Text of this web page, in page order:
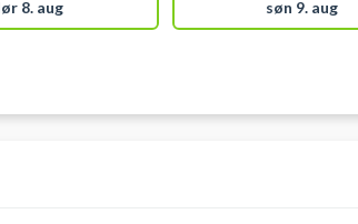
8. aug søn 9. aug